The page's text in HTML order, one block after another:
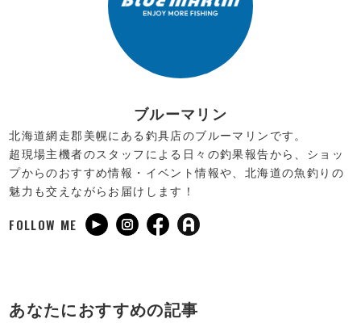
ブルーマリン
北海道網走郡美幌にある釣具店のブルーマリンです。
超現場主機者のスタッフによる日々の釣果報告から、ショッ
プからのおすすめ情報・イベント情報や、北海道の魚釣りの
魅力も交えながらお届けします！
FOLLOW ME
あなたにおすすめの記事